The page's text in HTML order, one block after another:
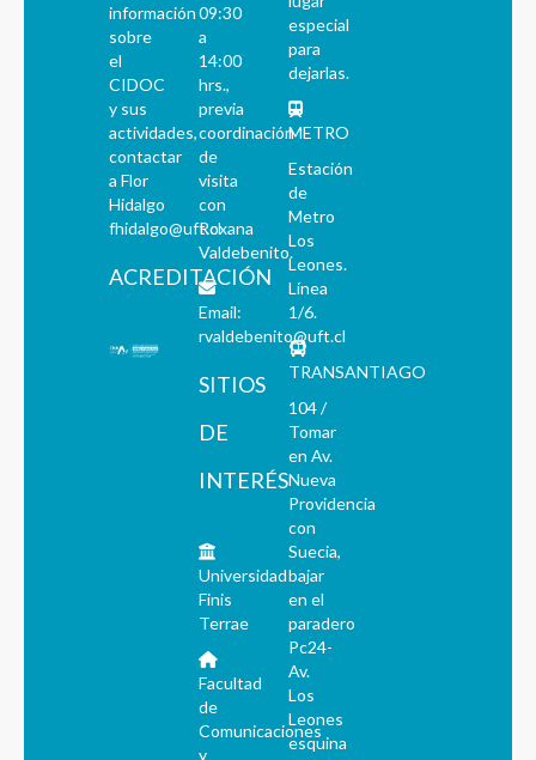
información
sobre
el
CIDOC
y sus
actividades,
contactar
a Flor
Hidalgo
fhidalgo@uft.cl
ACREDITACIÓN
09:30
a
14:00
hrs.,
previa
coordinación
de
visita
con
Roxana
Valdebenito.
Email:
rvaldebenito@uft.cl
SITIOS
DE
INTERÉS
Universidad
Finis
Terrae
Facultad
de
Comunicaciones
y
especial
para
dejarlas.
METRO
Estación
de
Metro
Los
Leones.
Línea
1/6.
TRANSANTIAGO
104 /
Tomar
en Av.
Nueva
Providencia
con
Suecia,
bajar
en el
paradero
Pc24-
Av.
Los
Leones
esquina